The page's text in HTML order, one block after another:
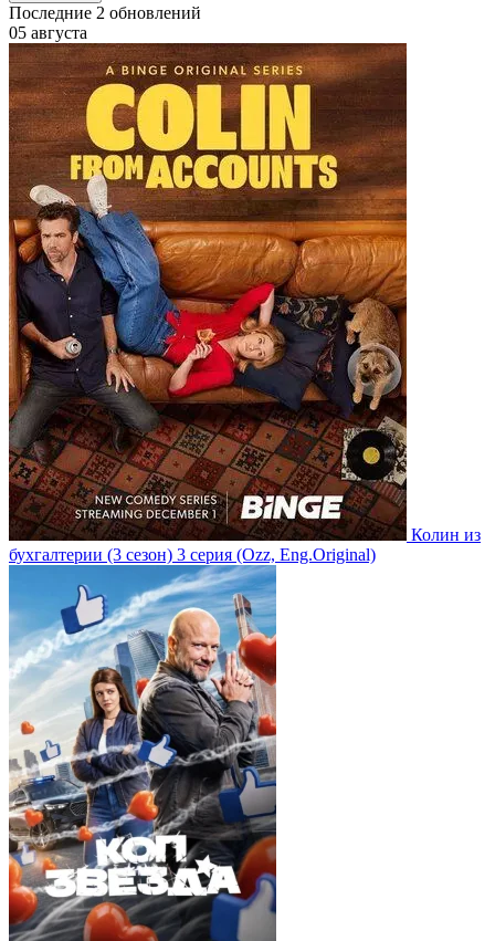
Последние 2 обновлений
05 августа
Колин из
бухгалтерии (3 сезон) 3 серия (Ozz, Eng.Original)